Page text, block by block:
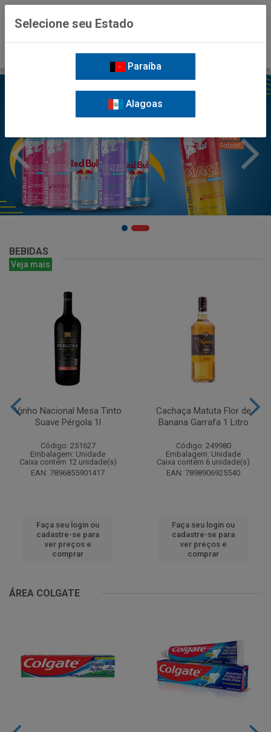
BEBIDAS
Veja mais
Vinho Nacional Mesa Tinto
Suave Pérgola 1l
Código: 251627
Embalagem: Unidade
Caixa contém 12 unidade(s)
EAN: 7896855901417
Faça seu login ou
cadastre-se para
ver preços e
comprar
Cachaça Matuta Flor de
Banana Garrafa 1 Litro
Código: 249980
Embalagem: Unidade
Caixa contém 6 unidade(s)
EAN: 7898906925540
Faça seu login ou
cadastre-se para
ver preços e
comprar
ÁREA COLGATE
Selecione seu Estado
Paraíba
Alagoas